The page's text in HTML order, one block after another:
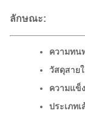
ลักษณะ:
ความทน
วัสดุสาย
ความแข็
ประเภทเ